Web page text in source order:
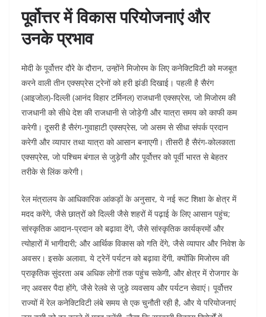
पूर्वोत्तर में विकास परियोजनाएं और
उनके प्रभाव
मोदी के पूर्वोत्तर दौरे के दौरान, उन्होंने मिजोरम के लिए कनेक्टिविटी को मजबूत
करने वाली तीन एक्सप्रेस ट्रेनों को हरी झंडी दिखाई। पहली है सैरंग
(आइजोल)-दिल्ली (आनंद विहार टर्मिनल) राजधानी एक्सप्रेस, जो मिजोरम की
राजधानी को सीधे देश की राजधानी से जोड़ेगी और यात्रा समय को काफी कम
करेगी। दूसरी है सैरंग-गुवाहाटी एक्सप्रेस, जो असम से सीधा संपर्क प्रदान
करेगी और व्यापार तथा यात्रा को आसान बनाएगी। तीसरी है सैरंग-कोलकाता
एक्सप्रेस, जो पश्चिम बंगाल से जुड़ेगी और पूर्वोत्तर को पूर्वी भारत से बेहतर
तरीके से लिंक करेगी।
रेल मंत्रालय के आधिकारिक आंकड़ों के अनुसार, ये नई रूट शिक्षा के क्षेत्र में
मदद करेंगे, जैसे छात्रों को दिल्ली जैसे शहरों में पढ़ाई के लिए आसान पहुंच;
सांस्कृतिक आदान-प्रदान को बढ़ावा देंगे, जैसे सांस्कृतिक कार्यक्रमों और
त्योहारों में भागीदारी; और आर्थिक विकास को गति देंगे, जैसे व्यापार और निवेश के
अवसर। इसके अलावा, ये ट्रेनें पर्यटन को बढ़ावा देंगी, क्योंकि मिजोरम की
प्राकृतिक सुंदरता अब अधिक लोगों तक पहुंच सकेगी, और क्षेत्र में रोजगार के
नए अवसर पैदा होंगे, जैसे रेलवे से जुड़े व्यवसाय और पर्यटन सेवाएं। पूर्वोत्तर
राज्यों में रेल कनेक्टिविटी लंबे समय से एक चुनौती रही है, और ये परियोजनाएं